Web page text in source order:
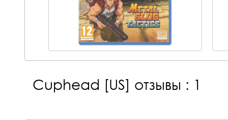
Cuphead [US] отзывы : 1